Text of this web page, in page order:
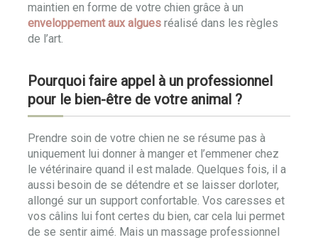
maintien en forme de votre chien grâce à un
enveloppement aux algues réalisé dans les règles
de l’art.
Pourquoi faire appel à un professionnel
pour le bien-être de votre animal ?
Prendre soin de votre chien ne se résume pas à
uniquement lui donner à manger et l’emmener chez
le vétérinaire quand il est malade. Quelques fois, il a
aussi besoin de se détendre et se laisser dorloter,
allongé sur un support confortable. Vos caresses et
vos câlins lui font certes du bien, car cela lui permet
de se sentir aimé. Mais un massage professionnel